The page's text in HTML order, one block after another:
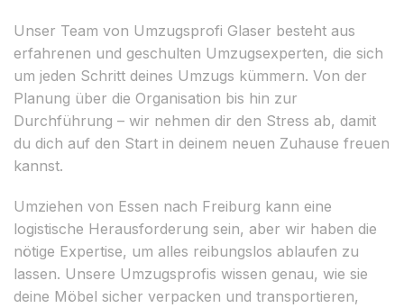
Unser Team von Umzugsprofi Glaser besteht aus
erfahrenen und geschulten Umzugsexperten, die sich
um jeden Schritt deines Umzugs kümmern. Von der
Planung über die Organisation bis hin zur
Durchführung – wir nehmen dir den Stress ab, damit
du dich auf den Start in deinem neuen Zuhause freuen
kannst.
Umziehen von Essen nach Freiburg kann eine
logistische Herausforderung sein, aber wir haben die
nötige Expertise, um alles reibungslos ablaufen zu
lassen. Unsere Umzugsprofis wissen genau, wie sie
deine Möbel sicher verpacken und transportieren,